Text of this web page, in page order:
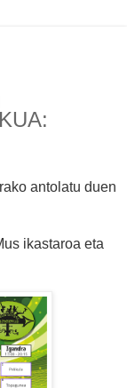
antolatu duen
ikastaroa eta